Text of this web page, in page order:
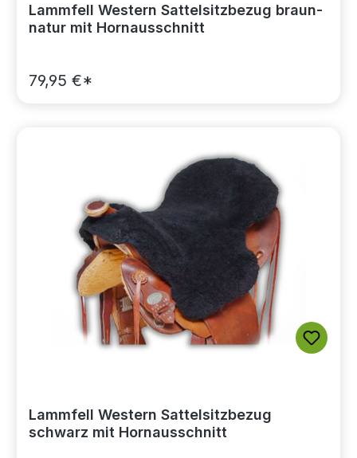
Lammfell Western Sattelsitzbezug braun-
natur mit Hornausschnitt
79,95 €*
Lammfell Western Sattelsitzbezug
schwarz mit Hornausschnitt